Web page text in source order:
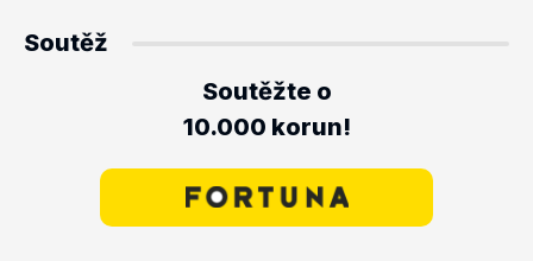
Soutěž
Soutěžte o
10.000 korun!